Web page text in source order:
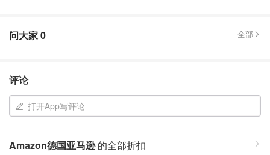
问大家0 全部
评论
打开App写评论
Amazon德国亚马逊的全部折扣